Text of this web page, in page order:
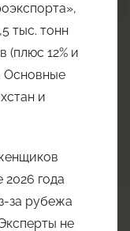
тыс. тонн
(плюс 12% и
Основные
и
года
за рубежа
не